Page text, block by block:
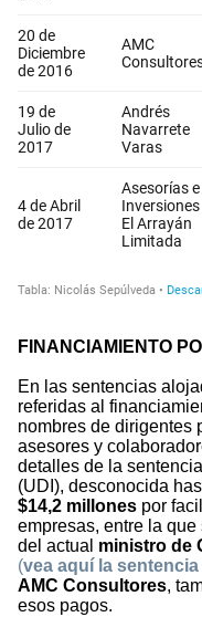
FINANCIAMIENTO
En las sentencias
referidas al
nombres de dirigentes
asesores y
detalles de la
(UDI), desconocida
$14,2 millones por
empresas, entre la
del actual ministro de
(vea aquí la
AMC Consultores,
esos pagos.